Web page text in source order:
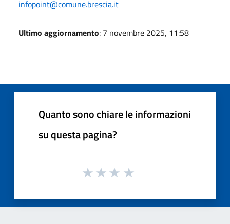
infopoint@comune.brescia.it
Ultimo aggiornamento: 7 novembre 2025, 11:58
Quanto sono chiare le informazioni
su questa pagina?